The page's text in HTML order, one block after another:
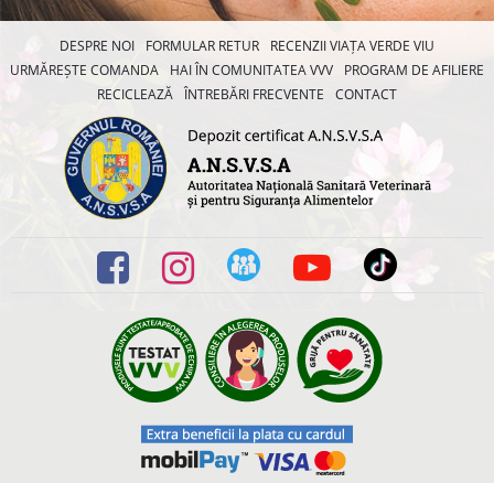
DESPRE NOI FORMULAR RETUR
RECENZII VIAȚA VERDE VIU
URMĂREȘTE COMANDA
HAI ÎN COMUNITATEA VVV
PROGRAM DE AFILIERE
RECICLEAZĂ ÎNTREBĂRI FRECVENTE CONTACT